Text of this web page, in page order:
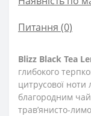
Питання (0)
Blizz Black Tea
глибокого
цитрусової
благородним
трав’янисто-